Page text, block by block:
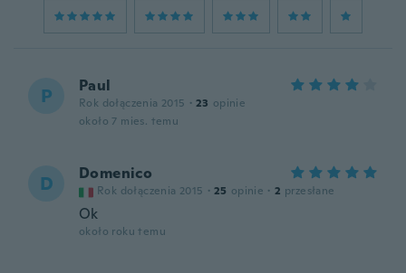
P Paul
Rok dołączenia 2015 · 23 opinie
około 7 mies. temu
D Domenico
Rok dołączenia 2015 · 25 opinie · 2 przesłane
Ok
około roku temu